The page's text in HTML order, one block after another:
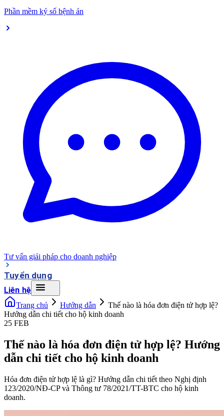
Phần mềm ký số bệnh án
Tư vấn giải pháp cho doanh nghiệp
Tuyển dụng
Liên hệ
Trang chủ Hướng dẫn
Thế nào là hóa đơn điện tử hợp lệ?
Hướng dẫn chi tiết cho hộ kinh doanh
25 FEB
Thế nào là hóa đơn điện tử hợp lệ? Hướng
dẫn chi tiết cho hộ kinh doanh
Hóa đơn điện tử hợp lệ là gì? Hướng dẫn chi tiết theo Nghị định
123/2020/NĐ-CP và Thông tư 78/2021/TT-BTC cho hộ kinh
doanh.